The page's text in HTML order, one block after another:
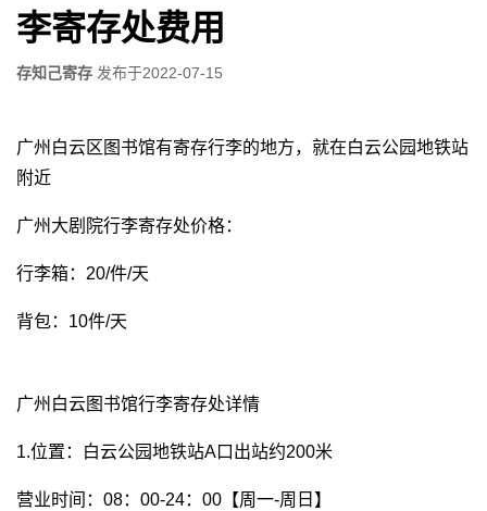
李寄存处费用
存知己寄存 发布于2022-07-15
广州白云区图书馆有寄存行李的地方，就在白云公园地铁站
附近
广州大剧院行李寄存处价格：
行李箱：20/件/天
背包：10件/天
广州白云图书馆行李寄存处详情
1.位置：白云公园地铁站A口出站约200米
营业时间：08：00-24：00【周一-周日】